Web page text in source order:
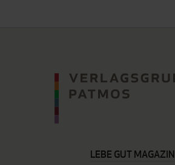
LEBE GUT MAGAZIN